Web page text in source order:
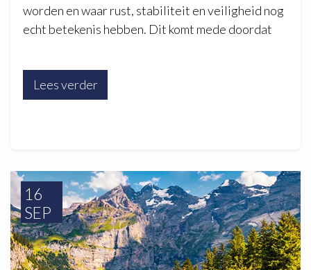
worden en waar rust, stabiliteit en veiligheid nog
echt betekenis hebben. Dit komt mede doordat
Lees verder
16
SEP